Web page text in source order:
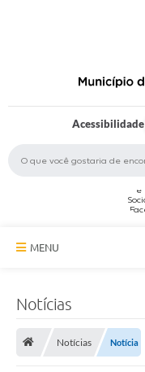
Acessibilidade
MENU
Serviços Online
Notícias
Notícias Notícia